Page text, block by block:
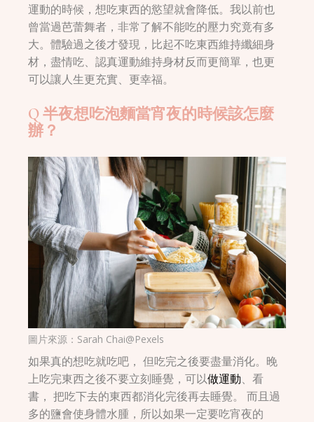
運動的時候，想吃東西的慾望就會降低。我以前也
曾當過芭蕾舞者，非常了解不能吃的壓力究竟有多
大。體驗過之後才發現，比起不吃東西維持纖細身
材，盡情吃、認真運動維持身材反而更簡單，也更
可以讓人生更充實、更幸福。
Q 半夜想吃泡麵當宵夜的時候該怎麼
辦？
圖片來源： Sarah Chai@Pexels
如果真的想吃就吃吧， 但吃完之後要盡量消化。晚
上吃完東西之後不要立刻睡覺，可以做運動、看
書， 把吃下去的東西都消化完後再去睡覺。 而且過
多的鹽會使身體水腫，所以如果一定要吃宵夜的